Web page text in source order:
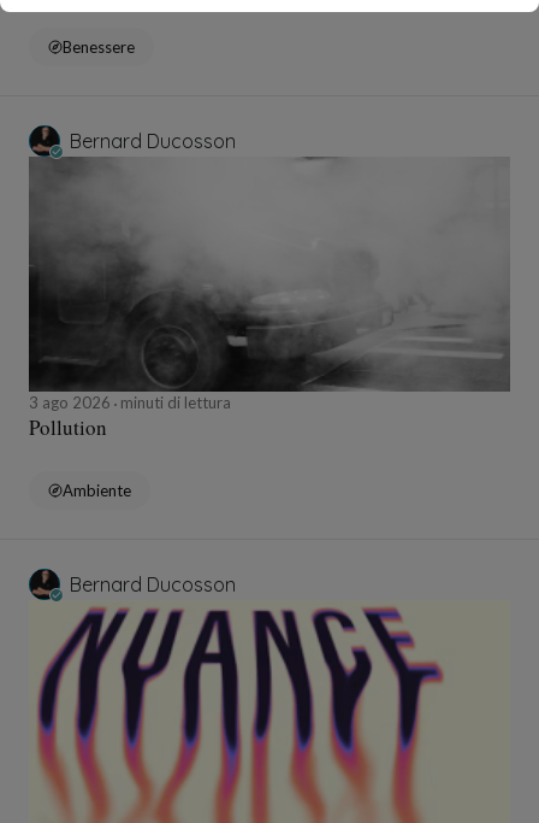
Benessere
Bernard Ducosson
3 ago 2026 minuti di lettura
Pollution
Ambiente
Bernard Ducosson